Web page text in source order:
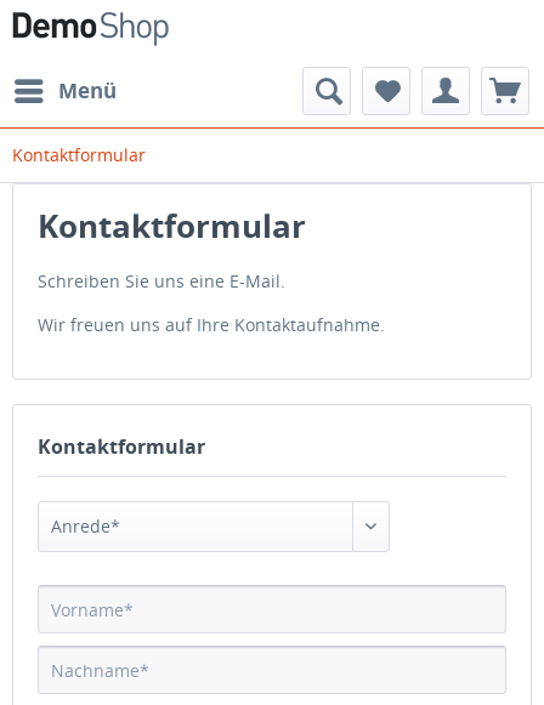
Menü
Kontaktformular
Kontaktformular
Schreiben Sie uns eine E-Mail.
Wir freuen uns auf Ihre Kontaktaufnahme.
Kontaktformular
Anrede*